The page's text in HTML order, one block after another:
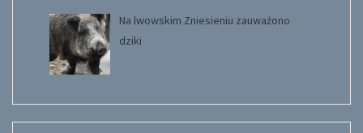
Na lwowskim Zniesieniu zauważono
dziki